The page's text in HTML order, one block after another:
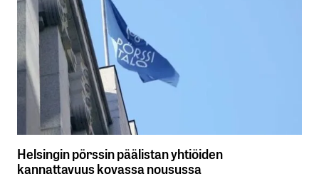
Helsingin pörssin päälistan yhtiöiden
kannattavuus kovassa nousussa